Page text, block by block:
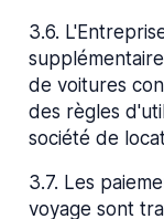
3.6.
de voitures
des règles
société de
3.7. Les
voyage sont